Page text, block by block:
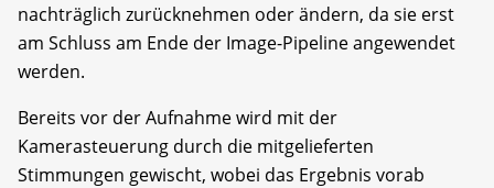
nachträglich zurücknehmen oder ändern, da sie erst
am Schluss am Ende der Image-Pipeline angewendet
werden.
Bereits vor der Aufnahme wird mit der
Kamerasteuerung durch die mitgelieferten
Stimmungen gewischt, wobei das Ergebnis vorab